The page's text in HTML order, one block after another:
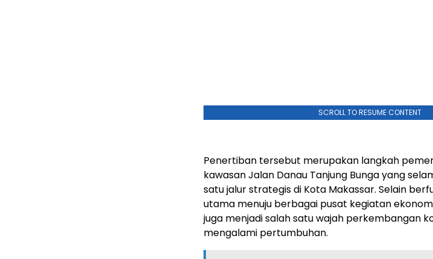
SCROLL TO RESUME CONTENT
Penertiban tersebut merupakan langkah
kawasan Jalan Danau Tanjung Bunga yang
satu jalur strategis di Kota Makassar. Selain
utama menuju berbagai pusat kegiatan
juga menjadi salah satu wajah perkembangan
mengalami pertumbuhan.